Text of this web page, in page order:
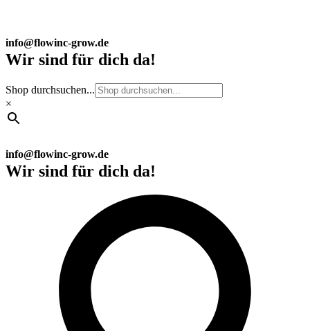
info@flowinc-grow.de
Wir sind für dich da!
Shop durchsuchen...
×
info@flowinc-grow.de
Wir sind für dich da!